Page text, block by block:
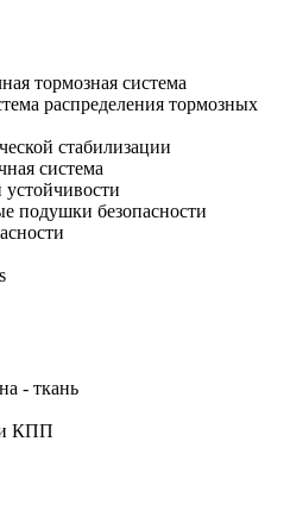
тормозная система
распределения тормозных
стабилизации
система
устойчивости
подушки безопасности
- ткань
КПП